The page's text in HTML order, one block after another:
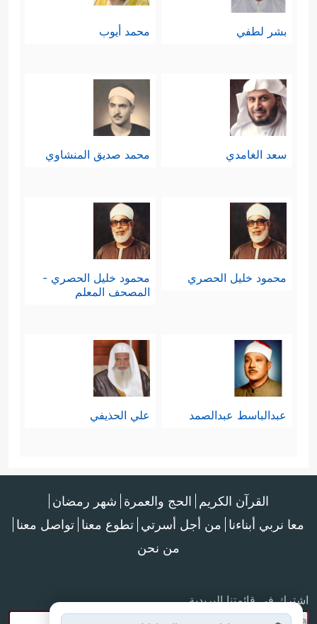
بشر لطفي محمد أيوب
سعد الغامدي محمد صديق المنشاوي
محمود خليل الحصري
محمود خليل الحصري -
المصحف المعلم
عبدالباسط عبدالصمد علي الحذيفي
القرآن الكريم الحج والعمرة شهر رمضان
معا نربي أبناءنا من أجل أسرتي تطوع معنا تواصل معنا
من نحن
اشترك في قائمتنا البريدية